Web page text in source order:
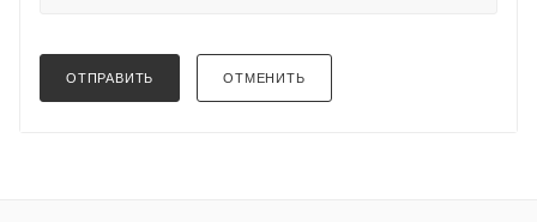
ОТПРАВИТЬ ОТМЕНИТЬ